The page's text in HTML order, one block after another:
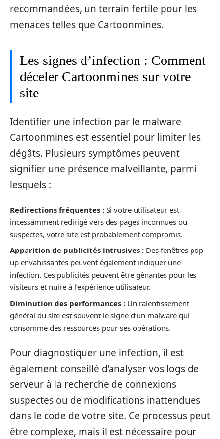
recommandées, un terrain fertile pour les
menaces telles que Cartoonmines.
Les signes d’infection : Comment
déceler Cartoonmines sur votre
site
Identifier une infection par le malware
Cartoonmines est essentiel pour limiter les
dégâts. Plusieurs symptômes peuvent
signifier une présence malveillante, parmi
lesquels :
Redirections fréquentes : Si votre utilisateur est
incessamment redirigé vers des pages inconnues ou
suspectes, votre site est probablement compromis.
Apparition de publicités intrusives : Des fenêtres pop-
up envahissantes peuvent également indiquer une
infection. Ces publicités peuvent être gênantes pour les
visiteurs et nuire à l’expérience utilisateur.
Diminution des performances : Un ralentissement
général du site est souvent le signe d’un malware qui
consomme des ressources pour ses opérations.
Pour diagnostiquer une infection, il est
également conseillé d’analyser vos logs de
serveur à la recherche de connexions
suspectes ou de modifications inattendues
dans le code de votre site. Ce processus peut
être complexe, mais il est nécessaire pour